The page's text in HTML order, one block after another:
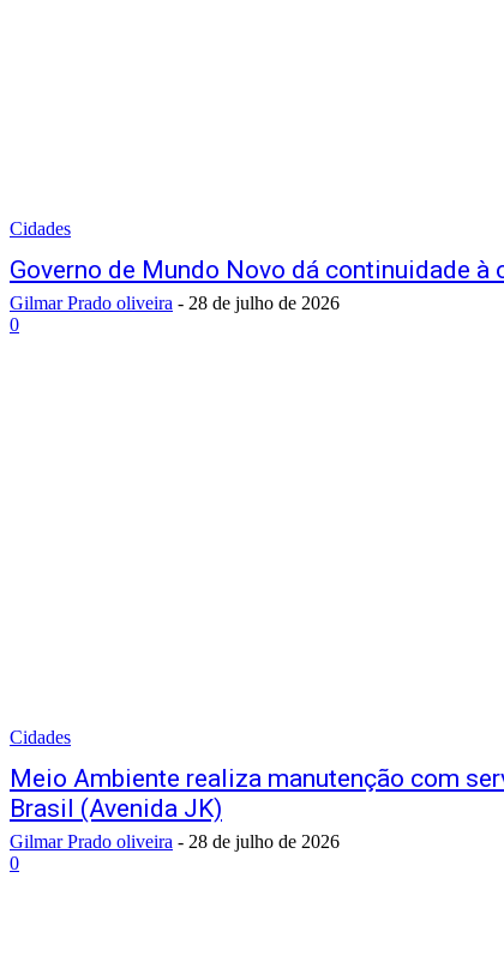
Cidades
Governo de Mundo Novo dá continuidade à
Gilmar Prado oliveira - 28 de julho de 2026
0
Cidades
Meio Ambiente realiza manutenção com
Brasil (Avenida JK)
Gilmar Prado oliveira - 28 de julho de 2026
0